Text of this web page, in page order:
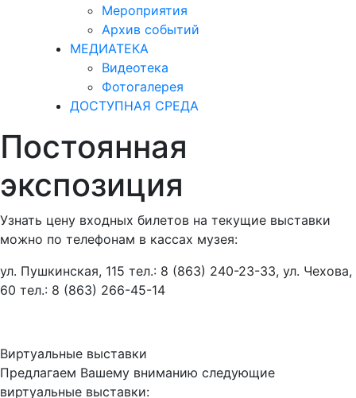
Мероприятия
Архив событий
МЕДИАТЕКА
Видеотека
Фотогалерея
ДОСТУПНАЯ СРЕДА
Постоянная
экспозиция
Узнать цену входных билетов на текущие выставки
можно по телефонам в кассах музея:
ул. Пушкинская, 115 тел.: 8 (863) 240-23-33, ул. Чехова,
60 тел.: 8 (863) 266-45-14
Виртуальные выставки
Предлагаем Вашему вниманию следующие
виртуальные выставки: